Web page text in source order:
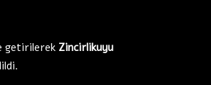
getirilerek Zincirlikuyu